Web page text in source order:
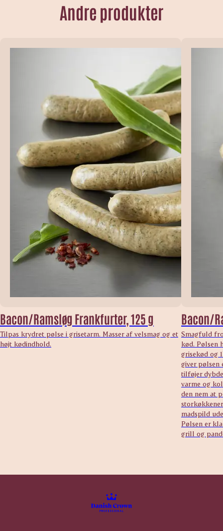
Andre produkter
Bacon/Ramsløg Frankfurter, 125 g
Tilpas krydret pølse i grisetarm. Masser af velsmag og et
højt kødindhold.
Bacon/
Smagfuld
kød. Pølsen
grisekød og
giver pølsen
tilføjer
varme og
den nem at
madspild
Pølsen er
grill og